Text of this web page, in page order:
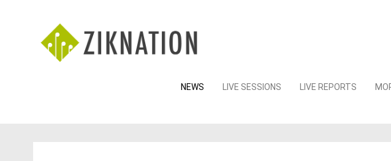
Skip
NEWS LIVE SESSIONS LIVE REPORTS